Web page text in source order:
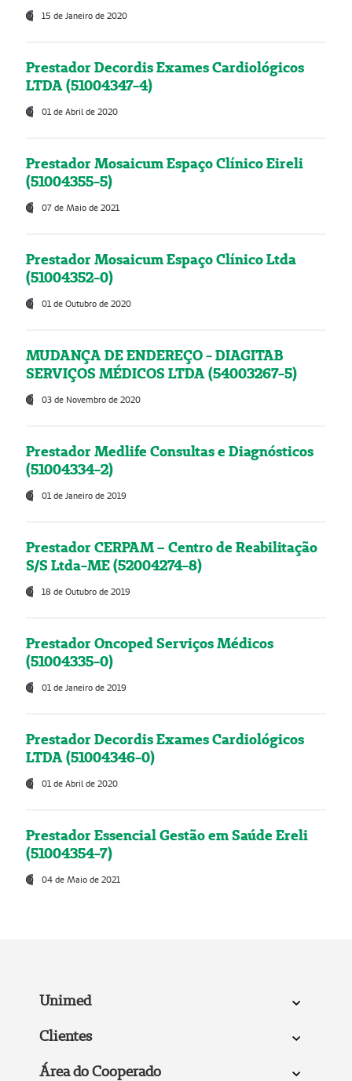
15 de Janeiro de 2020
Prestador Decordis Exames Cardiológicos
LTDA (51004347-4)
01 de Abril de 2020
Prestador Mosaicum Espaço Clínico Eireli
(51004355-5)
07 de Maio de 2021
Prestador Mosaicum Espaço Clínico Ltda
(51004352-0)
01 de Outubro de 2020
MUDANÇA DE ENDEREÇO - DIAGITAB
SERVIÇOS MÉDICOS LTDA (54003267-5)
03 de Novembro de 2020
Prestador Medlife Consultas e Diagnósticos
(51004334-2)
01 de Janeiro de 2019
Prestador CERPAM – Centro de Reabilitação
S/S Ltda-ME (52004274-8)
18 de Outubro de 2019
Prestador Oncoped Serviços Médicos
(51004335-0)
01 de Janeiro de 2019
Prestador Decordis Exames Cardiológicos
LTDA (51004346-0)
01 de Abril de 2020
Prestador Essencial Gestão em Saúde Ereli
(51004354-7)
04 de Maio de 2021
Unimed
Clientes
Área do Cooperado